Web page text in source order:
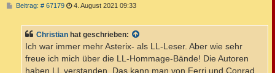
Beitrag: # 67179B
r
a
4. August 2021 09:33
Christian hat geschrieben:
Ich war immer mehr Asterix- als LL-Leser. Aber wie sehr
freue ich mich über die LL-Hommage-Bände! Die Autoren
haben LL verstanden. Das kann man von Ferri und Conrad